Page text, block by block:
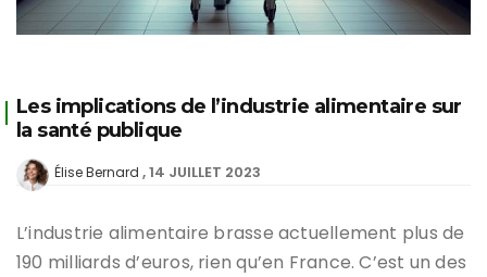
Les implications de l’industrie alimentaire sur
la santé publique
Élise Bernard 14 JUILLET 2023
L’industrie alimentaire brasse actuellement plus de
190 milliards d’euros, rien qu’en France. C’est un des